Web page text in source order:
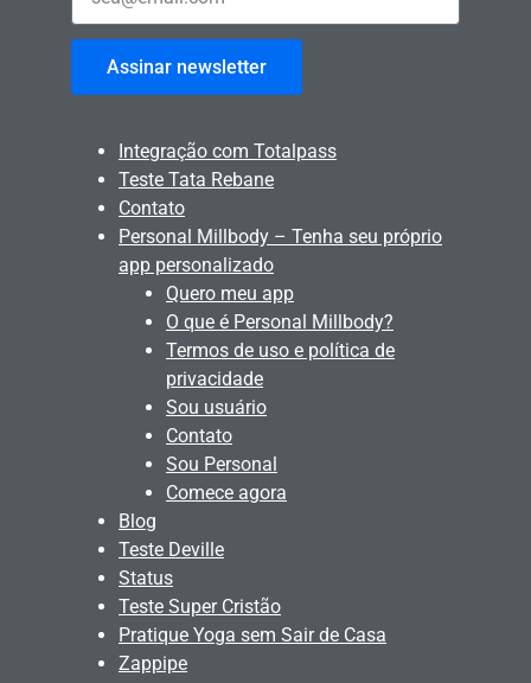
Assinar newsletter
Integração com Totalpass
Teste Tata Rebane
Contato
Personal Millbody – Tenha seu próprio
app personalizado
Quero meu app
O que é Personal Millbody?
Termos de uso e política de
privacidade
Sou usuário
Contato
Sou Personal
Comece agora
Blog
Teste Deville
Status
Teste Super Cristão
Pratique Yoga sem Sair de Casa
Zappipe